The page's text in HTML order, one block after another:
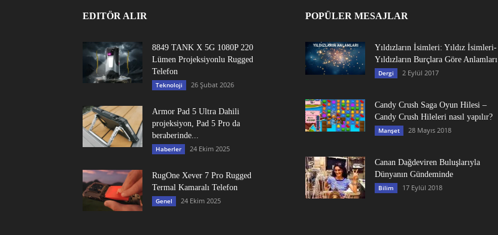
EDITÖR ALIR
8849 TANK X 5G 1080P 220
Lümen Projeksiyonlu Rugged
Telefon
Teknoloji 26 Şubat 2026
Armor Pad 5 Ultra Dahili
projeksiyon, Pad 5 Pro da
beraberinde...
Haberler 24 Ekim 2025
RugOne Xever 7 Pro Rugged
Termal Kamaralı Telefon
Genel 24 Ekim 2025
POPÜLER MESAJLAR
Yıldızların İsimleri: Yıldız İsimleri-
Yıldızların Burçlara Göre Anlamları
Dergi 2 Eylül 2017
Candy Crush Saga Oyun Hilesi –
Candy Crush Hileleri nasıl yapılır?
Manşet 28 Mayıs 2018
Canan Dağdeviren Buluşlarıyla
Dünyanın Gündeminde
Bilim 17 Eylül 2018